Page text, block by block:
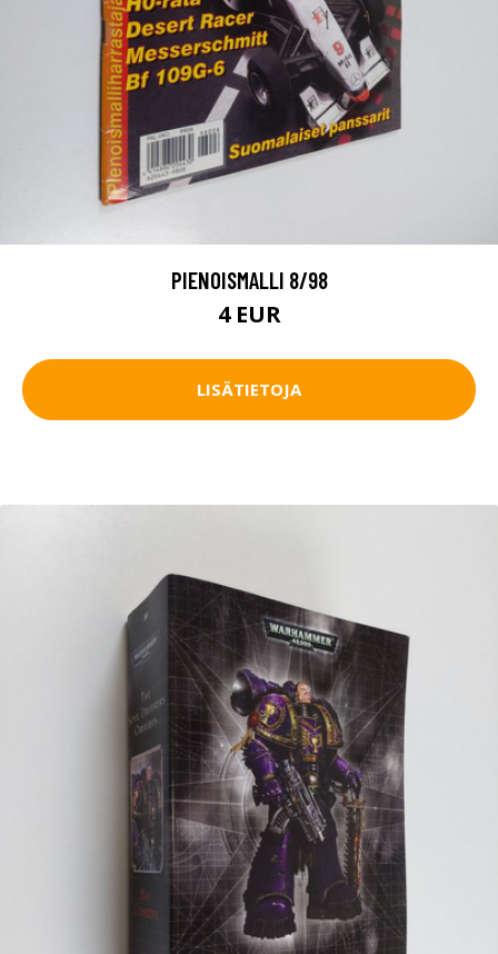
PIENOISMALLI 8/98
4 EUR
LISÄTIETOJA